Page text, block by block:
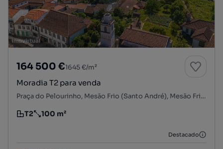
164 500 €1645 €/m²
Moradia T2 para venda
Praça do Pelourinho, Mesão Frio (Santo André), Mesão Frio, Vila Real
Tipologia
T2
Preço por metro quadrado
100 m²
Destacado